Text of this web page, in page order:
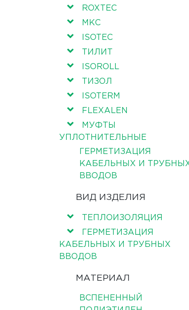
ROXTEC
МКС
ISOTEC
ТИЛИТ
ISOROLL
ТИЗОЛ
ISOTERM
FLEXALEN
МУФТЫ
УПЛОТНИТЕЛЬНЫЕ
ГЕРМЕТИЗАЦИЯ
КАБЕЛЬНЫХ И
ВВОДОВ
ВИД ИЗДЕЛИЯ
ТЕПЛОИЗОЛЯЦИЯ
ГЕРМЕТИЗАЦИЯ
КАБЕЛЬНЫХ И ТРУБНЫХ
ВВОДОВ
МАТЕРИАЛ
ВСПЕНЕННЫЙ